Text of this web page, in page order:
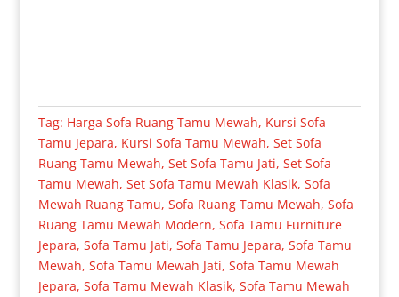
Tag: Harga Sofa Ruang Tamu Mewah, Kursi Sofa
Tamu Jepara, Kursi Sofa Tamu Mewah, Set Sofa
Ruang Tamu Mewah, Set Sofa Tamu Jati, Set Sofa
Tamu Mewah, Set Sofa Tamu Mewah Klasik, Sofa
Mewah Ruang Tamu, Sofa Ruang Tamu Mewah, Sofa
Ruang Tamu Mewah Modern, Sofa Tamu Furniture
Jepara, Sofa Tamu Jati, Sofa Tamu Jepara, Sofa Tamu
Mewah, Sofa Tamu Mewah Jati, Sofa Tamu Mewah
Jepara, Sofa Tamu Mewah Klasik, Sofa Tamu Mewah